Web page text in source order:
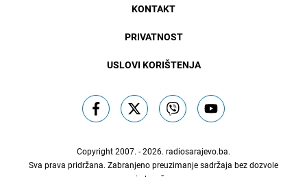
KONTAKT
PRIVATNOST
USLOVI KORIŠTENJA
Copyright 2007. - 2026. radiosarajevo.ba.
Sva prava pridržana. Zabranjeno preuzimanje sadržaja bez dozvole